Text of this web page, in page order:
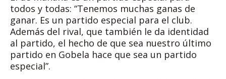
todos y todas: “Tenemos muchas ganas de
ganar. Es un partido especial para el club.
Además del rival, que también le da identidad
al partido, el hecho de que sea nuestro último
partido en Gobela hace que sea un partido
especial”.